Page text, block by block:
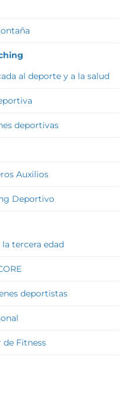
al deporte y a la salud
deportivas
Auxilios
Deportivo
tercera edad
deportistas
Fitness